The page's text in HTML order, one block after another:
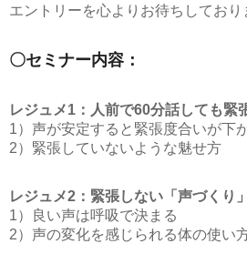
エントリーを心よりお待ちしており
〇セミナー内容：
レジュメ1：人前で60分話しても緊
1）声が安定すると緊張度合いが下
2）緊張していないような魅せ方
レジュメ2：緊張しない「声づくり」
1）良い声は呼吸で決まる
2）声の変化を感じられる体の使い